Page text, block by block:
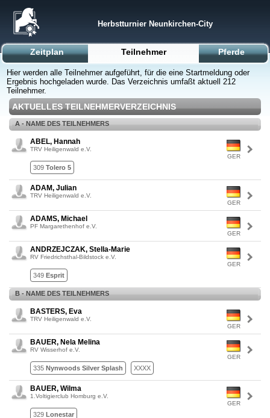
Herbstturnier Neunkirchen-City
Zeitplan Teilnehmer Pferde
Hier werden alle Teilnehmer aufgeführt, für die eine Startmeldung oder
Ergebnis hochgeladen wurde. Das Verzeichnis umfaßt aktuell 212
Teilnehmer.
AKTUELLES TEILNEHMERVERZEICHNIS
A - NAME DES TEILNEHMERS
GER
ABEL, Hannah
TRV Heiligenwald e.V.
309 Tolero 5
GER
ADAM, Julian
TRV Heiligenwald e.V.
GER
ADAMS, Michael
PF Margarethenhof e.V.
GER
ANDRZEJCZAK, Stella-Marie
RV Friedrichsthal-Bildstock e.V.
349 Esprit
B - NAME DES TEILNEHMERS
GER
BASTERS, Eva
TRV Heiligenwald e.V.
GER
BAUER, Nela Melina
RV Wisserhof e.V.
335 Nynwoods Silver Splash XXXX
GER
BAUER, Wilma
1.Voltigierclub Homburg e.V.
329 Lonestar